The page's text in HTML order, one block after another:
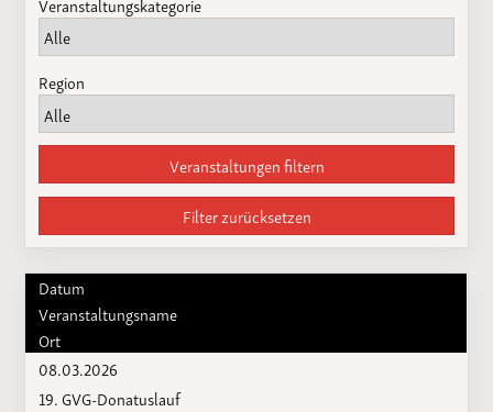
Region
Veranstaltungen filtern
Filter zurücksetzen
Datum
Veranstaltungsname
Ort
08.03.2026
19. GVG-Donatuslauf